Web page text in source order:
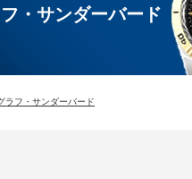
・サンダーバード
ラフ・サンダーバード